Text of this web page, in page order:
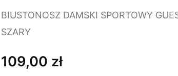
BIUSTONOSZ DAMSKI SPORTOWY
SZARY
Cena
109,00 zł